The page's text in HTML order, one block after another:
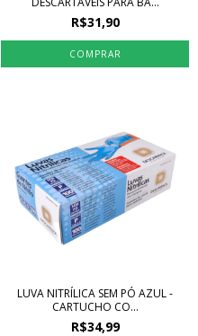
R$31,90
LUVA NITRÍLICA SEM PÓ AZUL -
CARTUCHO CO...
R$34,99